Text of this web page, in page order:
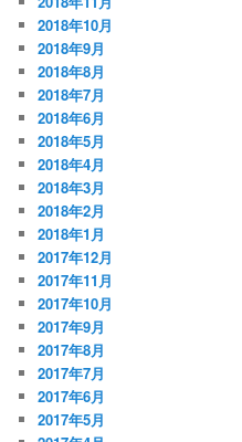
2018年10月
2018年9月
2018年8月
2018年7月
2018年6月
2018年5月
2018年4月
2018年3月
2018年2月
2018年1月
2017年12月
2017年11月
2017年10月
2017年9月
2017年8月
2017年7月
2017年6月
2017年5月